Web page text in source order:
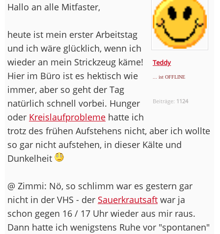
Teddy
... ist OFFLINE
Beiträge: 1124
Hallo an alle Mitfaster,
heute ist mein erster Arbeitstag
und ich wäre glücklich, wenn ich
wieder an mein Strickzeug käme!
Hier im Büro ist es hektisch wie
immer, aber so geht der Tag
natürlich schnell vorbei. Hunger
oder Kreislaufprobleme hatte ich
trotz des frühen Aufstehens nicht, aber ich wollte
so gar nicht aufstehen, in dieser Kälte und
Dunkelheit
@ Zimmi: Nö, so schlimm war es gestern gar
nicht in der VHS - der Sauerkrautsaft war ja
schon gegen 16 / 17 Uhr wieder aus mir raus.
Dann hatte ich wenigstens Ruhe vor "spontanen"